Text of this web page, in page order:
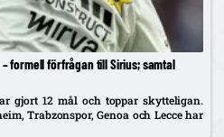
formell förfrågan till Sirius; samtal
gjort 12 mål och toppar skytteligan.
Trabzonspor, Genoa och Lecce har